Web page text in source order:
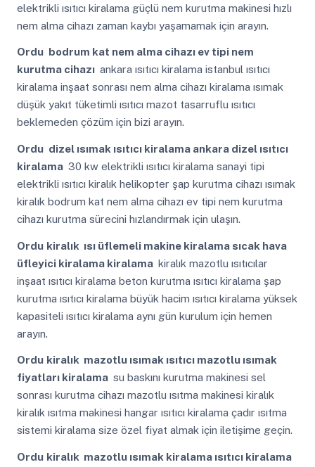
elektrikli ısıtıcı kiralama güçlü nem kurutma makinesi hızlı
nem alma cihazı zaman kaybı yaşamamak için arayın.
Ordu bodrum kat nem alma cihazı ev tipi nem
kurutma cihazı ankara ısıtıcı kiralama istanbul ısıtıcı
kiralama inşaat sonrası nem alma cihazı kiralama ısımak
düşük yakıt tüketimli ısıtıcı mazot tasarruflu ısıtıcı
beklemeden çözüm için bizi arayın.
Ordu dizel ısımak ısıtıcı kiralama ankara dizel ısıtıcı
kiralama 30 kw elektrikli ısıtıcı kiralama sanayi tipi
elektrikli ısıtıcı kiralık helikopter şap kurutma cihazı ısımak
kiralık bodrum kat nem alma cihazı ev tipi nem kurutma
cihazı kurutma sürecini hızlandırmak için ulaşın.
Ordu kiralık ısı üflemeli makine kiralama sıcak hava
üfleyici kiralama kiralama kiralık mazotlu ısıtıcılar
inşaat ısıtıcı kiralama beton kurutma ısıtıcı kiralama şap
kurutma ısıtıcı kiralama büyük hacim ısıtıcı kiralama yüksek
kapasiteli ısıtıcı kiralama aynı gün kurulum için hemen
arayın.
Ordu kiralık mazotlu ısımak ısıtıcı mazotlu ısımak
fiyatları kiralama su baskını kurutma makinesi sel
sonrası kurutma cihazı mazotlu ısıtma makinesi kiralık
kiralık ısıtma makinesi hangar ısıtıcı kiralama çadır ısıtma
sistemi kiralama size özel fiyat almak için iletişime geçin.
Ordu kiralık mazotlu ısımak kiralama ısıtıcı kiralama